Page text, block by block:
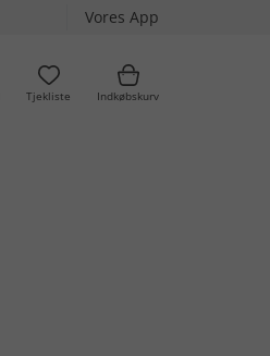
Vores App
Tjekliste Indkøbskurv